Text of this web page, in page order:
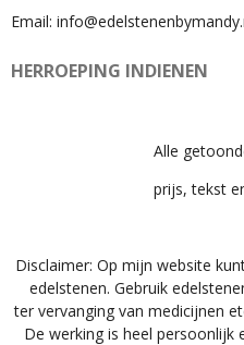
Email:
HERROEPING INDIENEN
Alle
prijs, tekst
Disclaimer: Op mijn website
edelstenen. Gebruik
ter vervanging van medicijnen
De werking is heel persoonlijk